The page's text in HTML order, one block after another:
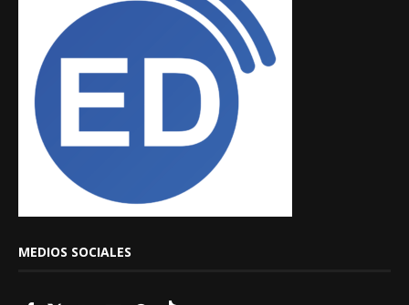
MEDIOS SOCIALES